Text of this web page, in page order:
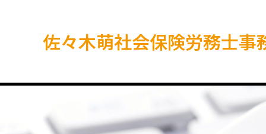
佐々木萌社会保険労務士事